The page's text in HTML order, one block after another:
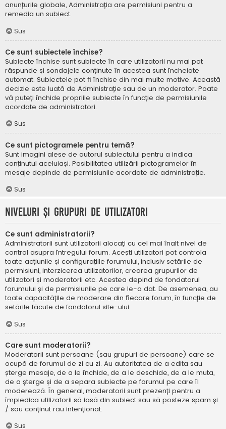
anunțurile globale, Administrația are permisiuni pentru a
remedia un subiect.
Sus
Ce sunt subiectele închise?
Subiecte închise sunt subiecte în care utilizatorii nu mai pot
răspunde și sondajele conținute în acestea sunt încheiate
automat. Subiectele pot fi închise din mai multe motive. Această
decizie este luată de Administrație sau de un moderator. Poate
vă puteți închide propriile subiecte în funcție de permisiunile
acordate de administratori.
Sus
Ce sunt pictogramele pentru temă?
Sunt imagini alese de autorul subiectului pentru a indica
conținutul aceluiași. Posibilitatea utilizării pictogramelor în
mesaje depinde de permisiunile acordate de administrație.
Sus
Niveluri și grupuri de utilizatori
Ce sunt administratorii?
Administratorii sunt utilizatorii alocați cu cel mai înalt nivel de
control asupra întregului forum. Acești utilizatori pot controla
toate acțiunile și configurațiile forumului, inclusiv setările de
permisiuni, interzicerea utilizatorilor, crearea grupurilor de
utilizatori și moderatorii etc. Acestea depind de fondatorul
forumului și de permisiunile pe care le-a dat. De asemenea, au
toate capacitățile de moderare din fiecare forum, în funcție de
setările făcute de fondatorul site-ului.
Sus
Care sunt moderatorii?
Moderatorii sunt persoane (sau grupuri de persoane) care se
ocupă de forumul de zi cu zi. Au autoritatea de a edita sau
șterge mesaje, de a le închide, de a le deschide, de a le muta,
de a șterge și de a separa subiecte pe forumul pe care îl
moderează. În general, moderatorii sunt prezenți pentru a
împiedica utilizatorii să iasă din subiect sau să posteze spam și
/ sau conținut rău intenționat.
Sus